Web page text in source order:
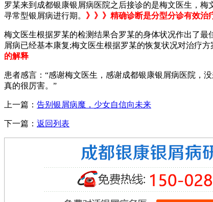
罗某来到成都银康银屑病医院之后接诊的是梅文医生，
寻常型银屑病进行期。 》》》精确诊断是分型分诊有效治
梅文医生根据罗某的检测结果合罗某的身体状况作出了
屑病已经基本康复;梅文医生根据罗某的恢复状况对治疗
的解释
患者感言：“感谢梅文医生，感谢成都银康银屑病医院，
真的很厉害。”
上一篇： 告别银屑病魔，少女自信向未来
下一篇： 返回列表